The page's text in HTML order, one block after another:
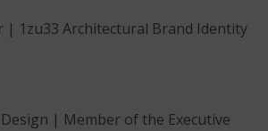
| 1zu33 Architectural Brand Identity
| Member of the Executive